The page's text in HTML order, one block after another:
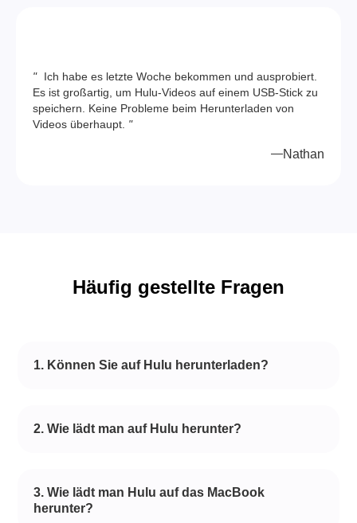
"
Ich habe es letzte Woche bekommen und ausprobiert.
Es ist großartig, um Hulu-Videos auf einem USB-Stick zu
speichern. Keine Probleme beim Herunterladen von
Videos überhaupt. "
Nathan
Häufig gestellte Fragen
1. Können Sie auf Hulu herunterladen?
2. Wie lädt man auf Hulu herunter?
3. Wie lädt man Hulu auf das MacBook
herunter?